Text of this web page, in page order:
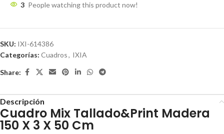
3 People watching this product now!
SKU: IXI-614386
Categorías: Cuadros, IXIA
Share:
Descripción
Cuadro Mix Tallado&Print Madera
150 X 3 X 50 Cm